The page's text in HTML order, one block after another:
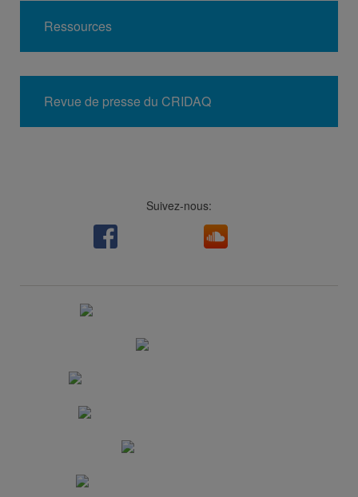
Ressources
Revue de presse du CRIDAQ
Suivez-nous:
Facebook Soundcloud